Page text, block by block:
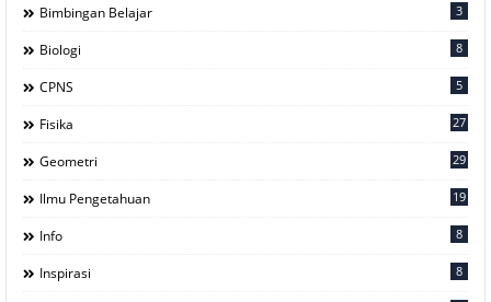
Bimbingan Belajar 3
Biologi 8
CPNS 5
Fisika 27
Geometri 29
Ilmu Pengetahuan 19
Info 8
Inspirasi 8